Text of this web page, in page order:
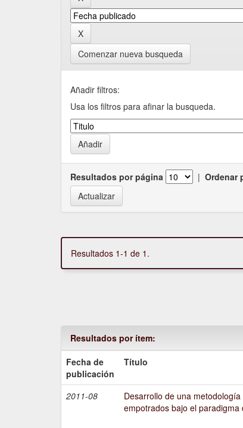
Comenzar nueva busqueda
Añadir filtros:
Usa los filtros para afinar la busqueda.
Resultados por página | Ordenar
Resultados 1-1 de 1.
Resultados por ítem:
Fecha de
publicación
Título
2011-08
Desarrollo de una
empotrados bajo el